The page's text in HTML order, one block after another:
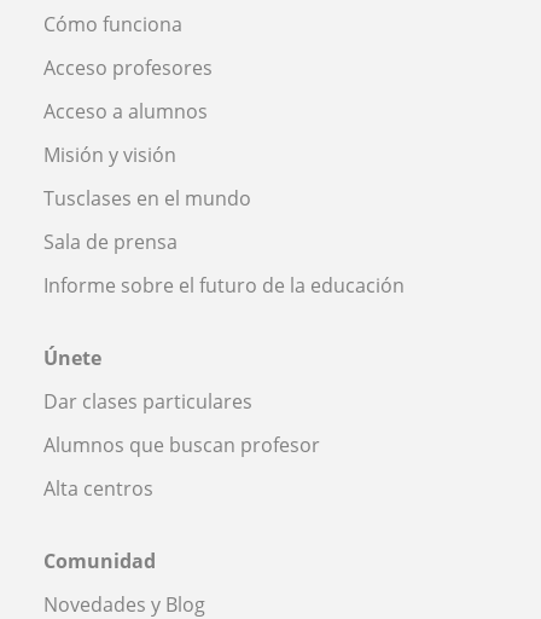
Cómo funciona
Acceso profesores
Acceso a alumnos
Misión y visión
Tusclases en el mundo
Sala de prensa
Informe sobre el futuro de la educación
Únete
Dar clases particulares
Alumnos que buscan profesor
Alta centros
Comunidad
Novedades y Blog